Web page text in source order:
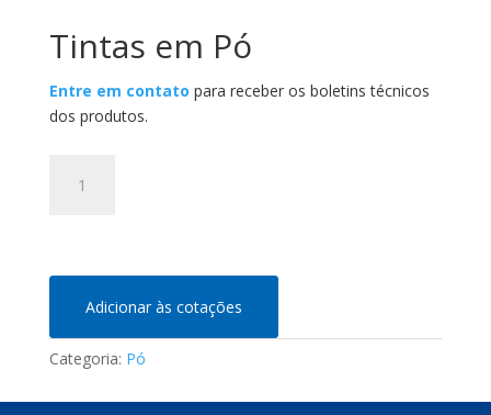
Tintas em Pó
Entre em contato para receber os boletins técnicos
dos produtos.
Adicionar às cotações
Categoria: Pó